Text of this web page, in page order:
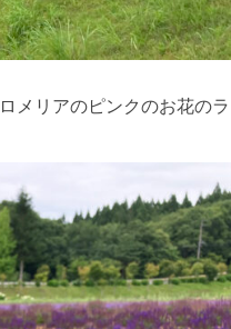
メリアのピンクのお花のラ